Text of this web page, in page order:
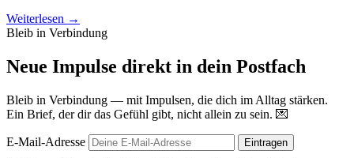
Weiterlesen →
Bleib in Verbindung
Neue Impulse direkt in dein Postfach
Bleib in Verbindung — mit Impulsen, die dich im Alltag stärken.
Ein Brief, der dir das Gefühl gibt, nicht allein zu sein. 💌
E-Mail-Adresse
Eintragen